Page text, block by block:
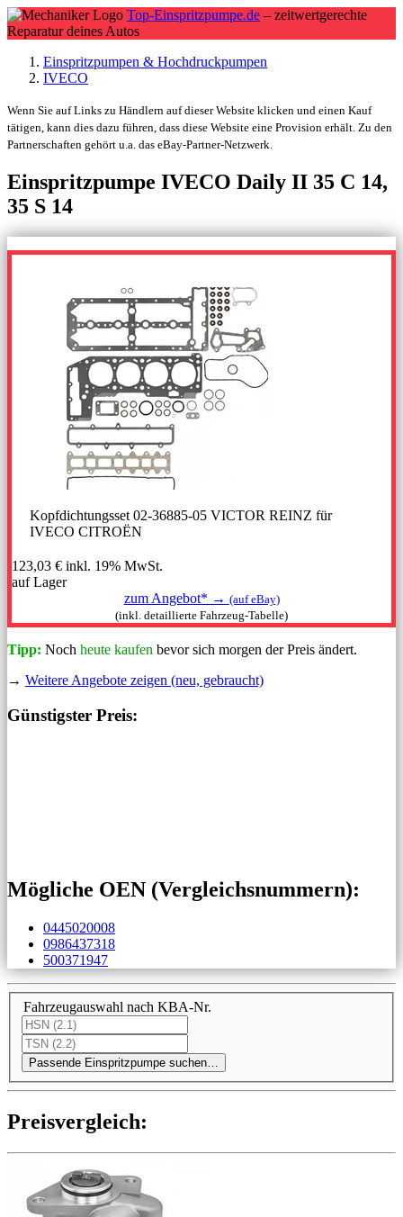
Top-Einspritzpumpe.de – zeitwertgerechte
Reparatur deines Autos
Einspritzpumpen & Hochdruckpumpen
IVECO
Wenn Sie auf Links zu Händlern auf dieser Website klicken und einen Kauf
tätigen, kann dies dazu führen, dass diese Website eine Provision erhält. Zu den
Partnerschaften gehört u.a. das eBay-Partner-Netzwerk.
Einspritzpumpe IVECO Daily II 35 C 14,
35 S 14
Kopfdichtungsset 02-36885-05 VICTOR REINZ für
IVECO CITROËN
123,03 € inkl. 19% MwSt.
auf Lager
zum Angebot* → (auf eBay)
(inkl. detaillierte Fahrzeug-Tabelle)
Tipp: Noch heute kaufen bevor sich morgen der Preis ändert.
→ Weitere Angebote zeigen (neu, gebraucht)
Günstigster Preis:
Mögliche OEN (Vergleichs­nummern):
0445020008
0986437318
500371947
Fahrzeugauswahl nach KBA-Nr.
Passende Einspritzpumpe suchen…
Preis­ver­gleich: